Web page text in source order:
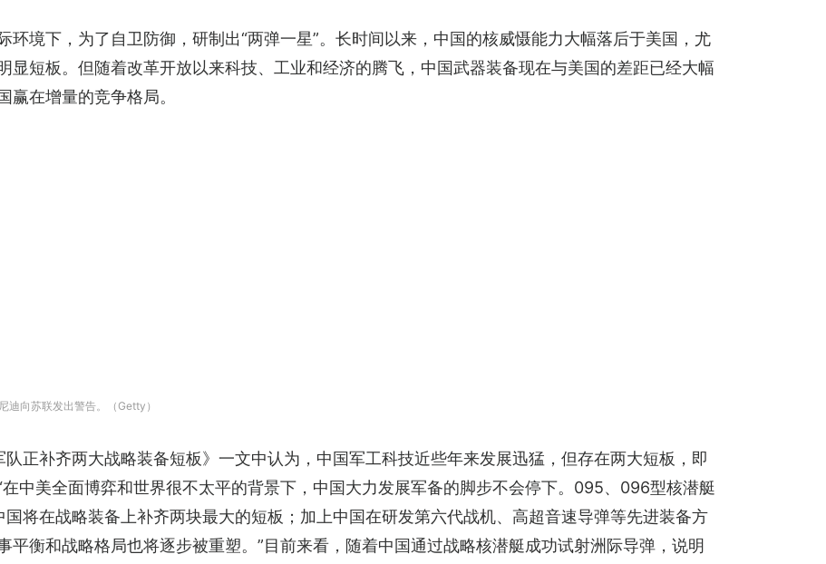
环境下，为了自卫防御，研制出“两弹一星”。长时间以来，中国的核威慑能力大幅落后于美国，尤
显短板。但随着改革开放以来科技、工业和经济的腾飞，中国武器装备现在与美国的差距已经大幅
在增量的竞争格局。
向苏联发出警告。（Getty）
正补齐两大战略装备短板》一文中认为，中国军工科技近些年来发展迅猛，但存在两大短板，即
中美全面博弈和世界很不太平的背景下，中国大力发展军备的脚步不会停下。095、096型核潜艇
将在战略装备上补齐两块最大的短板；加上中国在研发第六代战机、高超音速导弹等先进装备方
平衡和战略格局也将逐步被重塑。”目前来看，随着中国通过战略核潜艇成功试射洲际导弹，说明